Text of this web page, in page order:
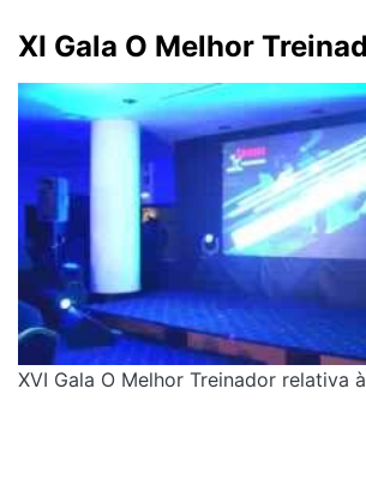
XI Gala O Melhor
XVI Gala O Melhor Treinador relativa